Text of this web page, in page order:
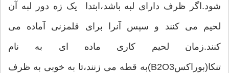
شود.اگر ظرف دارای لبه باشد،ابتدا یک زه دور لبه آن
لحیم می کنند و سپس آنرا برای قلمزنی آماده می
کنند.زمان لحیم کاری ماده ای به نام
تنکا(بوراکسB2O3)به قطه می زنند،تا به خوبی به ظرف